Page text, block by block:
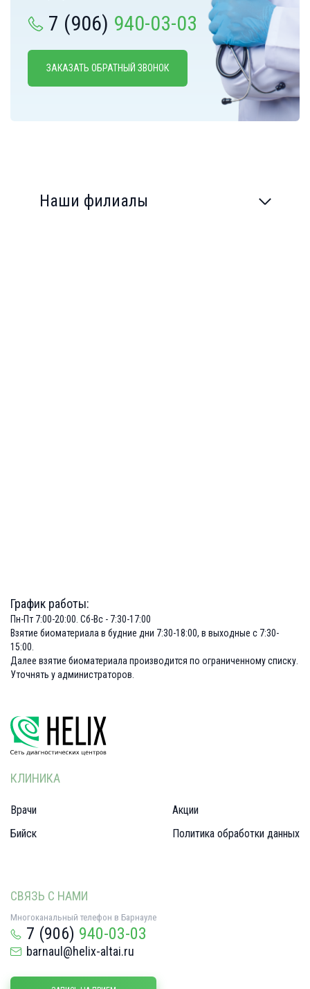
7 (906) 940-03-03
ЗАКАЗАТЬ ОБРАТНЫЙ ЗВОНОК
Наши филиалы
График работы:
Пн-Пт 7:00-20:00. Сб-Вс - 7:30-17:00
Взятие биоматериала в будние дни 7:30-18:00, в выходные с 7:30-
15:00.
Далее взятие биоматериала производится по ограниченному списку.
Уточнять у администраторов.
КЛИНИКА
Врачи
Акции
Бийск
Политика обработки данных
СВЯЗЬ С НАМИ
Многоканальный телефон в Барнауле
7 (906) 940-03-03
barnaul@helix-altai.ru